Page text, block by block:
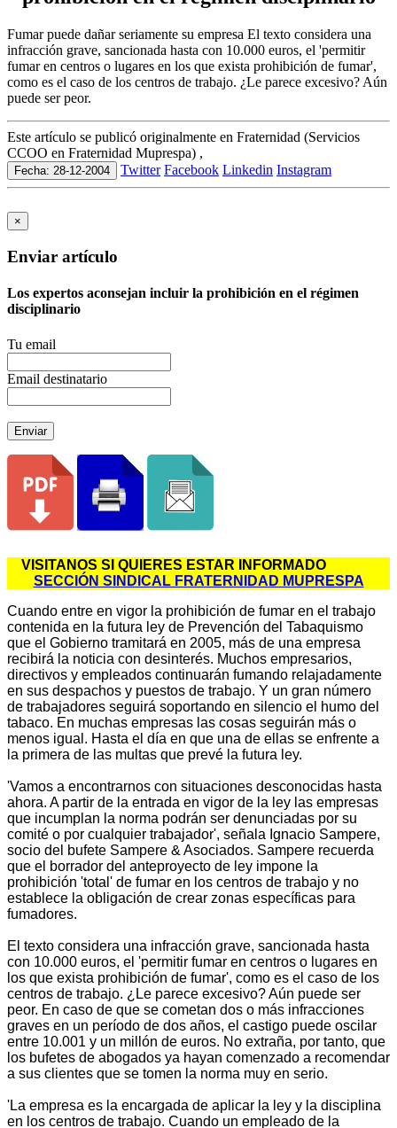
Fumar puede dañar seriamente su empresa El texto considera una
infracción grave, sancionada hasta con 10.000 euros, el 'permitir
fumar en centros o lugares en los que exista prohibición de fumar',
como es el caso de los centros de trabajo. ¿Le parece excesivo? Aún
puede ser peor.
Este artículo se publicó originalmente en Fraternidad (Servicios
CCOO en Fraternidad Muprespa) ,
Fecha: 28-12-2004 Twitter Facebook Linkedin Instagram
×
Enviar artículo
Los expertos aconsejan incluir la prohibición en el régimen
disciplinario
Tu email
Email destinatario
Enviar
VISITANOS SI QUIERES ESTAR INFORMADO
SECCIÓN SINDICAL FRATERNIDAD MUPRESPA
Cuando entre en vigor la prohibición de fumar en el trabajo
contenida en la futura ley de Prevención del Tabaquismo
que el Gobierno tramitará en 2005, más de una empresa
recibirá la noticia con desinterés. Muchos empresarios,
directivos y empleados continuarán fumando relajadamente
en sus despachos y puestos de trabajo. Y un gran número
de trabajadores seguirá soportando en silencio el humo del
tabaco. En muchas empresas las cosas seguirán más o
menos igual. Hasta el día en que una de ellas se enfrente a
la primera de las multas que prevé la futura ley.
'Vamos a encontrarnos con situaciones desconocidas hasta
ahora. A partir de la entrada en vigor de la ley las empresas
que incumplan la norma podrán ser denunciadas por su
comité o por cualquier trabajador', señala Ignacio Sampere,
socio del bufete Sampere & Asociados. Sampere recuerda
que el borrador del anteproyecto de ley impone la
prohibición 'total' de fumar en los centros de trabajo y no
establece la obligación de crear zonas específicas para
fumadores.
El texto considera una infracción grave, sancionada hasta
con 10.000 euros, el 'permitir fumar en centros o lugares en
los que exista prohibición de fumar', como es el caso de los
centros de trabajo. ¿Le parece excesivo? Aún puede ser
peor. En caso de que se cometan dos o más infracciones
graves en un período de dos años, el castigo puede oscilar
entre 10.001 y un millón de euros. No extraña, por tanto, que
los bufetes de abogados ya hayan comenzado a recomendar
a sus clientes que se tomen la norma muy en serio.
'La empresa es la encargada de aplicar la ley y la disciplina
en los centros de trabajo. Cuando un empleado de la